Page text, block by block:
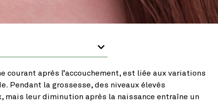
courant après l’accouchement, est liée aux variations
Pendant la grossesse, des niveaux élevés
mais leur diminution après la naissance entraîne un